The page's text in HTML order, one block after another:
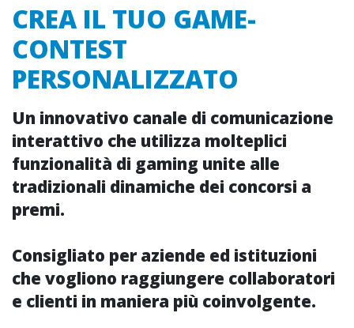
CREA IL TUO GAME-
CONTEST
PERSONALIZZATO
Un innovativo canale di comunicazione
interattivo che utilizza molteplici
funzionalità di gaming unite alle
tradizionali dinamiche dei concorsi a
premi.
Consigliato per aziende ed istituzioni
che vogliono raggiungere collaboratori
e clienti in maniera più coinvolgente.